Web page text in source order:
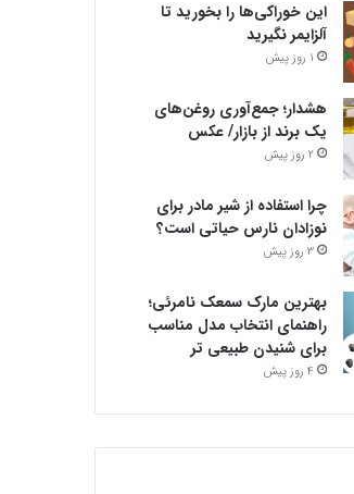
این خوراکی‌ها را بخورید تا
آلزایمر نگیرید
1 روز پیش
هشدار؛ جمع‌آوری روغن‌های
یک برند از بازار/ عکس
2 روز پیش
چرا استفاده از شیر مادر برای
نوزادان نارس حیاتی است؟
3 روز پیش
بهترین مارک سمعک نامرئی؛
راهنمای انتخاب مدل مناسب
برای شنیدن طبیعی تر
4 روز پیش